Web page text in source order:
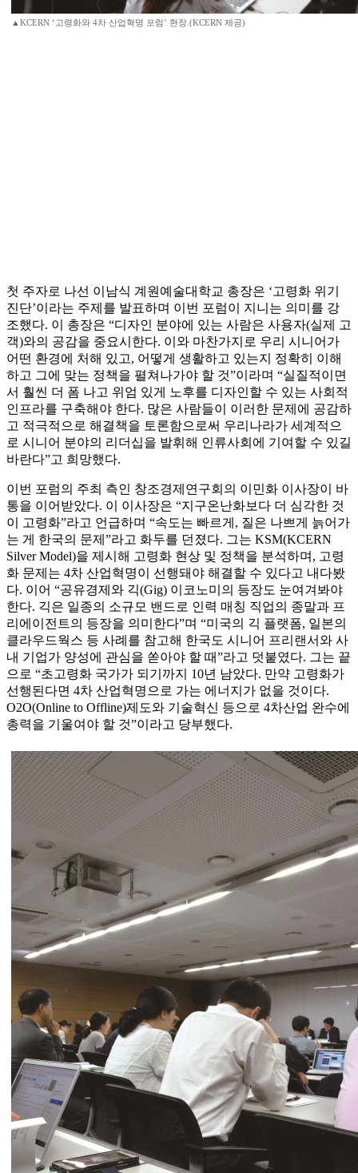
▲KCERN ‘고령화와 4차 산업혁명 포럼’ 현장.(KCERN 제공)
첫 주자로 나선 이남식 계원예술대학교 총장은 ‘고령화 위기
진단’이라는 주제를 발표하며 이번 포럼이 지니는 의미를 강
조했다. 이 총장은 “디자인 분야에 있는 사람은 사용자(실제 고
객)와의 공감을 중요시한다. 이와 마찬가지로 우리 시니어가
어떤 환경에 처해 있고, 어떻게 생활하고 있는지 정확히 이해
하고 그에 맞는 정책을 펼쳐나가야 할 것”이라며 “실질적이면
서 훨씬 더 폼 나고 위엄 있게 노후를 디자인할 수 있는 사회적
인프라를 구축해야 한다. 많은 사람들이 이러한 문제에 공감하
고 적극적으로 해결책을 토론함으로써 우리나라가 세계적으
로 시니어 분야의 리더십을 발휘해 인류사회에 기여할 수 있길
바란다”고 희망했다.
이번 포럼의 주최 측인 창조경제연구회의 이민화 이사장이 바
통을 이어받았다. 이 이사장은 “지구온난화보다 더 심각한 것
이 고령화”라고 언급하며 “속도는 빠르게, 질은 나쁘게 늙어가
는 게 한국의 문제”라고 화두를 던졌다. 그는 KSM(KCERN
Silver Model)을 제시해 고령화 현상 및 정책을 분석하며, 고령
화 문제는 4차 산업혁명이 선행돼야 해결할 수 있다고 내다봤
다. 이어 “공유경제와 긱(Gig) 이코노미의 등장도 눈여겨봐야
한다. 긱은 일종의 소규모 밴드로 인력 매칭 직업의 종말과 프
리에이전트의 등장을 의미한다”며 “미국의 긱 플랫폼, 일본의
클라우드웍스 등 사례를 참고해 한국도 시니어 프리랜서와 사
내 기업가 양성에 관심을 쏟아야 할 때”라고 덧붙였다. 그는 끝
으로 “초고령화 국가가 되기까지 10년 남았다. 만약 고령화가
선행된다면 4차 산업혁명으로 가는 에너지가 없을 것이다.
O2O(Online to Offline)제도와 기술혁신 등으로 4차산업 완수에
총력을 기울여야 할 것”이라고 당부했다.